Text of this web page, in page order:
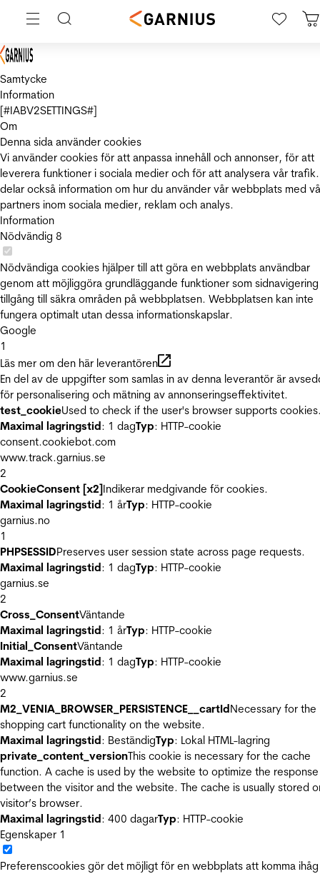
Samtycke
Information
[#IABV2SETTINGS#]
Om
Denna sida använder cookies
Vi använder cookies för att anpassa innehåll och annonser, för att
leverera funktioner i sociala medier och för att analysera vår
delar också information om hur du använder vår webbplats med
partners inom sociala medier, reklam och analys.
Information
Nödvändig 8
Nödvändiga cookies hjälper till att göra en webbplats användbar
genom att möjliggöra grundläggande funktioner som
tillgång till säkra områden på webbplatsen. Webbplatsen kan inte
fungera optimalt utan dessa informationskapslar.
Google
1
Läs mer om den här leverantören
En del av de uppgifter som samlas in av denna leverantör är
för personalisering och mätning av annonseringseffektivitet.
test_cookieUsed to check if the user's browser supports
Maximal lagringstid: 1 dagTyp: HTTP-cookie
consent.cookiebot.com
www.track.garnius.se
2
CookieConsent [x2]Indikerar medgivande för cookies.
Maximal lagringstid: 1 årTyp: HTTP-cookie
garnius.no
1
PHPSESSIDPreserves user session state across page requests.
Maximal lagringstid: 1 dagTyp: HTTP-cookie
garnius.se
2
Cross_ConsentVäntande
Maximal lagringstid: 1 årTyp: HTTP-cookie
Initial_ConsentVäntande
Maximal lagringstid: 1 dagTyp: HTTP-cookie
www.garnius.se
2
M2_VENIA_BROWSER_PERSISTENCE__cartIdNecessary for the
shopping cart functionality on the website.
Maximal lagringstid: BeständigTyp: Lokal HTML-lagring
private_content_versionThis cookie is necessary for the cache
function. A cache is used by the website to optimize the
between the visitor and the website. The cache is usually stored
visitor’s browser.
Maximal lagringstid: 400 dagarTyp: HTTP-cookie
Egenskaper 1
Preferenscookies gör det möjligt för en webbplats att komma ihåg